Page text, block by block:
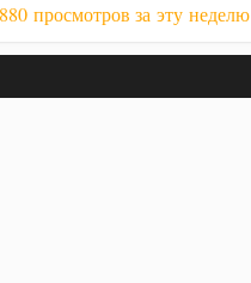
просмотров за эту неделю